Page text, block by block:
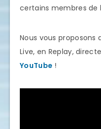
certains membres de
Nous vous proposons
Live, en Replay,
YouTube !